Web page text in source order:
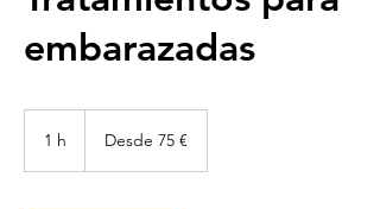
embarazadas
1 h
eurosDesde 75 €